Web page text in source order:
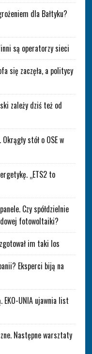
dla Bałtyku?
są operatorzy sieci
się zaczęła, a politycy
zależy dziś też od
stół o OSE w
„ETS2 to
Czy spółdzielnie
fotowoltaiki?
im taki los
Eksperci biją na
UNIA ujawnia list
Następne warsztaty